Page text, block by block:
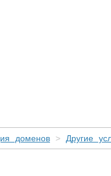
доменов > Другие